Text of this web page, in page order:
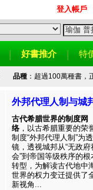
登入帳戶
好書推介 特
品種：超過100萬種書，
外邦代理人制与城
古代希腊世界的制度网
络 ，以古希腊重要的荣
制度“外邦代理人制”为透
镜，透视城邦从“无政府
会”到帝国等级秩序的根
转型，为解读古代地中
世界的权力变迁提供了
新视角...